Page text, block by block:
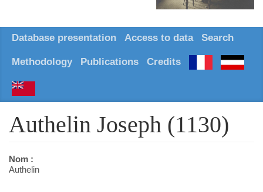
Database presentation Access to data Search
Methodology Publications Credits
Authelin Joseph (1130)
Nom :
Authelin